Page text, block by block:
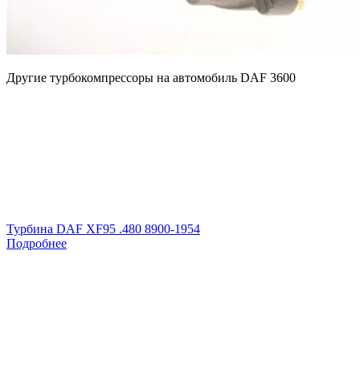
Другие турбокомпрессоры на автомобиль DAF 3600
Турбина DAF XF95 .480 8900-1954
Подробнее